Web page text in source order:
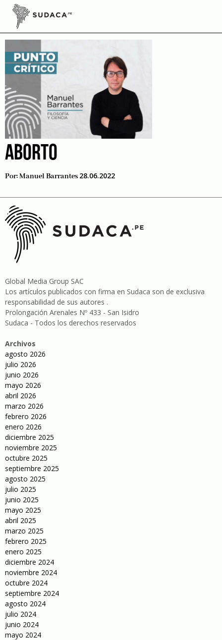
Skip
contentvida humana
ABORTO
Por:Manuel Barrantes 28.06.2022
Global Media Group SAC
Los artículos publicados con firma en Sudaca son de exclusiva
responsabilidad de sus autores .
Prolongación Arenales Nº 433 - San Isidro
Sudaca - Todos los derechos reservados
Archivos
agosto 2026
julio 2026
junio 2026
mayo 2026
abril 2026
marzo 2026
febrero 2026
enero 2026
diciembre 2025
noviembre 2025
octubre 2025
septiembre 2025
agosto 2025
julio 2025
junio 2025
mayo 2025
abril 2025
marzo 2025
febrero 2025
enero 2025
diciembre 2024
noviembre 2024
octubre 2024
septiembre 2024
agosto 2024
julio 2024
junio 2024
mayo 2024